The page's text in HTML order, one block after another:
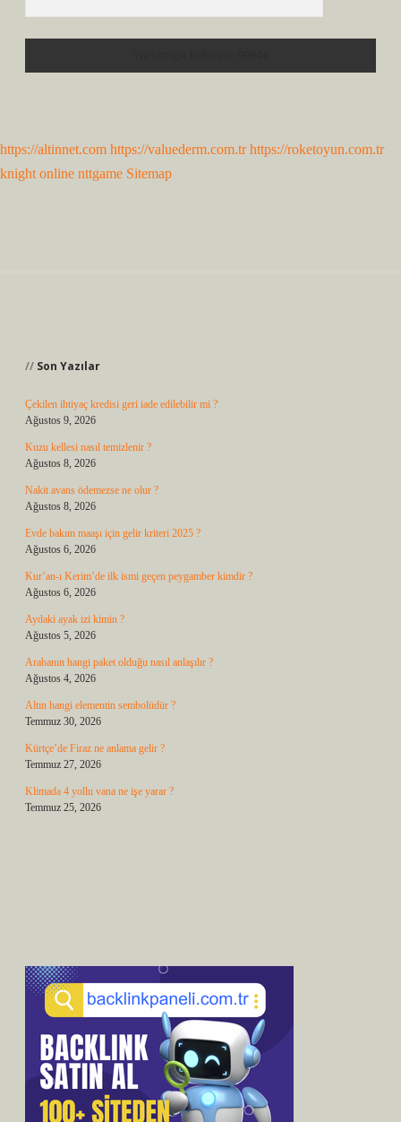
https://altinnet.com https://valuederm.com.tr https://roketoyun.com.tr
knight online nttgame Sitemap
Son Yazılar
Çekilen ihtiyaç kredisi geri iade edilebilir mi ?
Ağustos 9, 2026
Kuzu kellesi nasıl temizlenir ?
Ağustos 8, 2026
Nakit avans ödemezse ne olur ?
Ağustos 8, 2026
Evde bakım maaşı için gelir kriteri 2025 ?
Ağustos 6, 2026
Kur’an-ı Kerim’de ilk ismi geçen peygamber kimdir ?
Ağustos 6, 2026
Aydaki ayak izi kimin ?
Ağustos 5, 2026
Arabanın hangi paket olduğu nasıl anlaşılır ?
Ağustos 4, 2026
Altın hangi elementin sembolüdür ?
Temmuz 30, 2026
Kürtçe’de Firaz ne anlama gelir ?
Temmuz 27, 2026
Klimada 4 yollu vana ne işe yarar ?
Temmuz 25, 2026